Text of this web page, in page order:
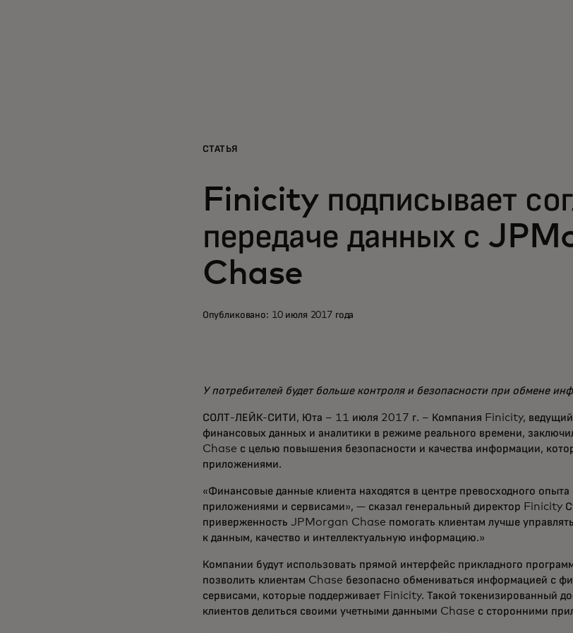
СТАТЬЯ
Finicity подписывает
передаче данных с
Chase
Опубликовано: 10 июля 2017 года
У потребителей будет больше контроля и безопасности при обмене
СОЛТ-ЛЕЙК-СИТИ, Юта – 11 июля 2017 г. – Компания Finicity, ведущий
финансовых данных и аналитики в режиме реального времени,
Chase с целью повышения безопасности и качества информации,
приложениями.
«Финансовые данные клиента находятся в центре превосходного
приложениями и сервисами», — сказал генеральный директор Finicity
приверженность JPMorgan Chase помогать клиентам лучше
к данным, качество и интеллектуальную информацию.»
Компании будут использовать прямой интерфейс прикладного
позволить клиентам Chase безопасно обмениваться информацией с
сервисами, которые поддерживает Finicity. Такой токенизированный
клиентов делиться своими учетными данными Chase с сторонними